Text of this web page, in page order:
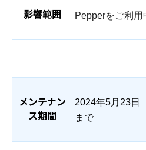
影響範囲 Pepperをご利用
メンテナン
ス期間
2024年5月23日
まで